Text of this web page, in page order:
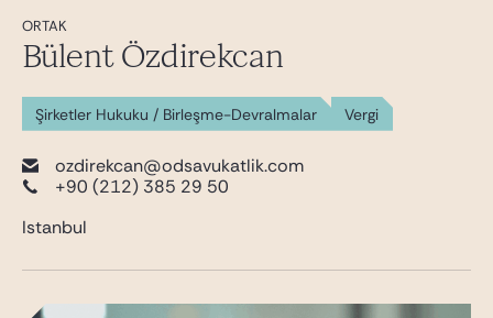
ORTAK
Bülent Özdirekcan
Şirketler Hukuku / Birleşme-Devralmalar Vergi
ozdirekcan@odsavukatlik.com
+90 (212) 385 29 50
Istanbul